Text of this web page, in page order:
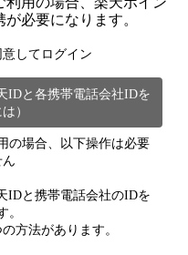
必要になります。
意してログイン
IDと各携帯電話会社IDを
）
の場合、以下操作は必要
IDと携帯電話会社のIDを
。
方法があります。